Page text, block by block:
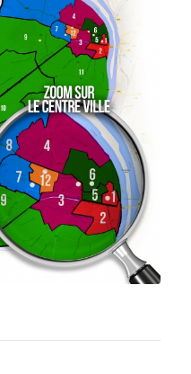
pour agrandir le
se tient à
pour plus de
: 04.66.59.71.18